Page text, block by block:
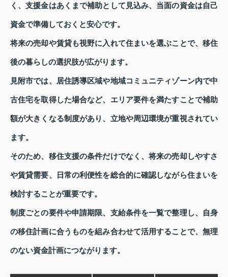
く、支援金はあくまで補助として見込み、当面の資金は自己
資金で準備しておくと安心です。
将来の売却や賃貸も視野に入れて住まいを選ぶことで、移住
後の暮らしの選択肢が広がります。
見附市では、居住誘導区域や地域コミュニティゾーン内で中
古住宅を取得した場合など、エリア要件を満たすことで補助
額が大きくなる制度があり、立地や周辺環境が重視されてい
ます。
そのため、移住支援の条件だけでなく、将来の売却しやすさ
や賃貸需要、日常の利便性を総合的に確認しながら住まいを
検討することが重要です。
制度ごとの要件や申請期限、支給条件を一覧で整理し、自身
の移住計画に合うものを組み合わせて活用することで、無理
のない資金計画につながります。